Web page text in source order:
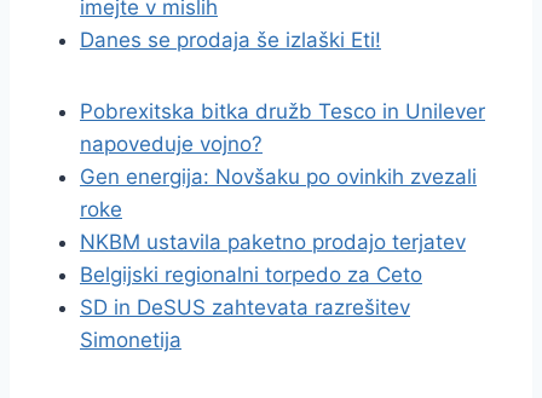
imejte v mislih
Danes se prodaja še izlaški Eti!
Pobrexitska bitka družb Tesco in Unilever
napoveduje vojno?
Gen energija: Novšaku po ovinkih zvezali
roke
NKBM ustavila paketno prodajo terjatev
Belgijski regionalni torpedo za Ceto
SD in DeSUS zahtevata razrešitev
Simonetija